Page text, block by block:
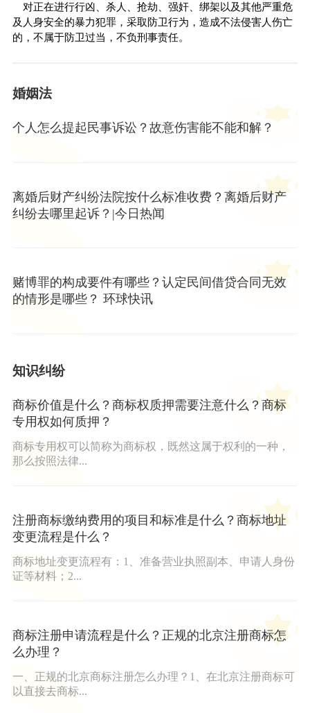
对正在进行行凶、杀人、抢劫、强奸、绑架以及其他严重危
及人身安全的暴力犯罪，采取防卫行为，造成不法侵害人伤亡
的，不属于防卫过当，不负刑事责任。
婚姻法
个人怎么提起民事诉讼？故意伤害能不能和解？
离婚后财产纠纷法院按什么标准收费？离婚后财产
纠纷去哪里起诉？|今日热闻
赌博罪的构成要件有哪些？认定民间借贷合同无效
的情形是哪些？ 环球快讯
知识纠纷
商标价值是什么？商标权质押需要注意什么？商标
专用权如何质押？
商标专用权可以简称为商标权，既然这属于权利的一种，
那么按照法律...
注册商标缴纳费用的项目和标准是什么？商标地址
变更流程是什么？
商标地址变更流程有：1、准备营业执照副本、申请人身份
证等材料；2...
商标注册申请流程是什么？正规的北京注册商标怎
么办理？
一、正规的北京商标注册怎么办理？1、在北京注册商标可
以直接去商标...